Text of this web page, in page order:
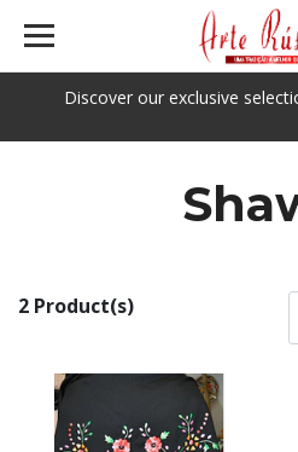
Discover our exclusive
2 Product(s)